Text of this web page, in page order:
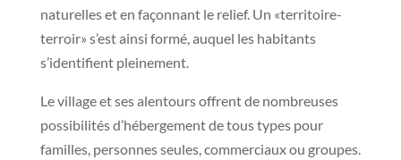
naturelles et en façonnant le relief. Un «territoire-
terroir» s’est ainsi formé, auquel les habitants
s’identifient pleinement.
Le village et ses alentours offrent de nombreuses
possibilités d’hébergement de tous types pour
familles, personnes seules, commerciaux ou groupes.